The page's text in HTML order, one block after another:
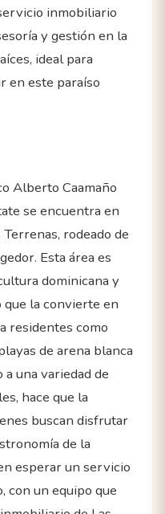
inmobiliario
y gestión en la
ideal para
en este paraíso
Alberto Caamaño
se encuentra en
rodeado de
Esta área es
dominicana y
que la convierte en
residentes como
de arena blanca
a una variedad de
hace que la
buscan disfrutar
de la
esperar un servicio
con un equipo que